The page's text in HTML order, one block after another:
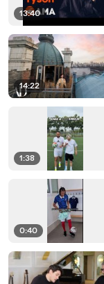
13:40
14:22
1:38
0:40